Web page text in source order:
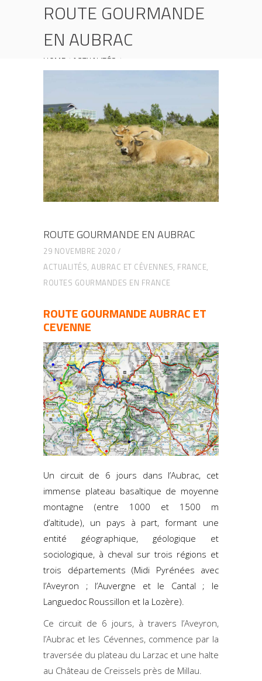
ROUTE GOURMANDE
EN AUBRAC
HOME
ACTUALITÉS
ROUTE GOURMANDE EN AUBRAC
29 NOVEMBRE 2020
ACTUALITÉS, AUBRAC ET CÉVENNES, FRANCE,
ROUTES GOURMANDES EN FRANCE
ROUTE GOURMANDE AUBRAC ET
CEVENNE
Un circuit de 6 jours dans l’Aubrac, cet
immense plateau basaltique de moyenne
montagne (entre 1000 et 1500 m
d’altitude), un pays à part, formant une
entité géographique, géologique et
sociologique, à cheval sur trois régions et
trois départements (Midi Pyrénées avec
l’Aveyron ; l’Auvergne et le Cantal ; le
Languedoc Roussillon et la Lozère).
Ce circuit de 6 jours, à travers l’Aveyron,
l’Aubrac et les Cévennes, commence par la
traversée du plateau du Larzac et une halte
au Château de Creissels près de Millau.